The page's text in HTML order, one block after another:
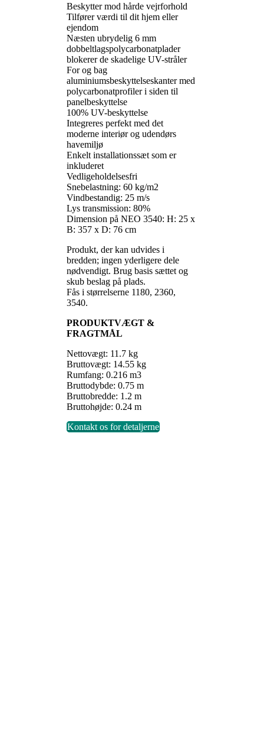
Beskytter mod hårde vejrforhold
Tilfører værdi til dit hjem eller
ejendom
Næsten ubrydelig 6 mm
dobbeltlagspolycarbonatplader
blokerer de skadelige UV-stråler
For og bag
aluminiumsbeskyttelseskanter med
polycarbonatprofiler i siden til
panelbeskyttelse
100% UV-beskyttelse
Integreres perfekt med det
moderne interiør og udendørs
havemiljø
Enkelt installationssæt som er
inkluderet
Vedligeholdelsesfri
Snebelastning: 60 kg/m2
Vindbestandig: 25 m/s
Lys transmission: 80%
Dimension på NEO 3540: H: 25 x
B: 357 x D: 76 cm
Produkt, der kan udvides i
bredden; ingen yderligere dele
nødvendigt. Brug basis sættet og
skub beslag på plads.
Fås i størrelserne 1180, 2360,
3540.
PRODUKTVÆGT &
FRAGTMÅL
Nettovægt: 11.7 kg
Bruttovægt: 14.55 kg
Rumfang: 0.216 m3
Bruttodybde: 0.75 m
Bruttobredde: 1.2 m
Bruttohøjde: 0.24 m
Kontakt os for detaljerne